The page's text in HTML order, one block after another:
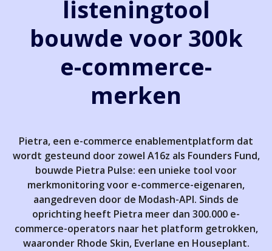
listeningtool
bouwde voor 300k
e-commerce­
merken
Pietra, een e-commerce enablementplatform dat
wordt gesteund door zowel A16z als Founders Fund,
bouwde Pietra Pulse: een unieke tool voor
merkmonitoring voor e-commerce-eigenaren,
aangedreven door de Modash-API. Sinds de
oprichting heeft Pietra meer dan 300.000 e-
commerce-operators naar het platform getrokken,
waaronder Rhode Skin, Everlane en Houseplant.